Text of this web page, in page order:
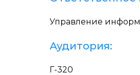
Управление
Аудитория:
Г-320